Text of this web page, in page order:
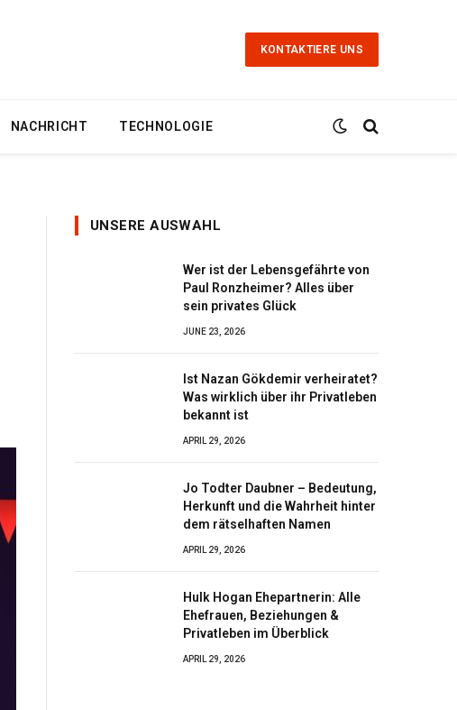
KONTAKTIERE UNS
NACHRICHT TECHNOLOGIE
UNSERE AUSWAHL
Wer ist der Lebensgefährte von
Paul Ronzheimer? Alles über
sein privates Glück
JUNE 23, 2026
Ist Nazan Gökdemir verheiratet?
Was wirklich über ihr Privatleben
bekannt ist
APRIL 29, 2026
Jo Todter Daubner – Bedeutung,
Herkunft und die Wahrheit hinter
dem rätselhaften Namen
APRIL 29, 2026
Hulk Hogan Ehepartnerin: Alle
Ehefrauen, Beziehungen &
Privatleben im Überblick
APRIL 29, 2026